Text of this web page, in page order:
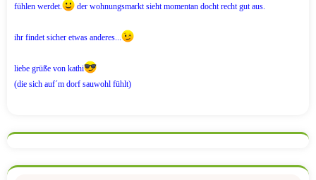
fühlen werdet.
der wohnungsmarkt sieht momentan docht recht gut aus.
ihr findet sicher etwas anderes...
liebe grüße von kathi
(die sich auf´m dorf sauwohl fühlt)